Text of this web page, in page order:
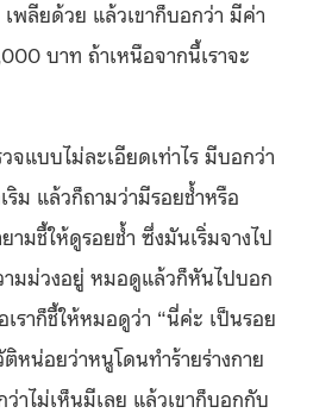
พลียด้วย แล้วเขาก็บอกว่า มีค่า
บาท ถ้าเหนือจากนี้เราจะ
จแบบไม่ละเอียดเท่าไร มีบอกว่า
ม แล้วก็ถามว่ามีรอยช้ำหรือ
ามชี้ให้ดูรอยช้ำ ซึ่งมันเริ่มจางไป
มม่วงอยู่ หมอดูแล้วก็หันไปบอก
ราก็ชี้ให้หมอดูว่า “นี่ค่ะ เป็นรอย
หน่อยว่าหนูโดนทำร้ายร่างกาย
าไม่เห็นมีเลย แล้วเขาก็บอกกับ